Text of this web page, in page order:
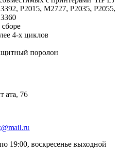
Р2015, M2727, P2035, P2055,
4-х циклов
поролон
ата, 76
19:00, воскресенье выходной